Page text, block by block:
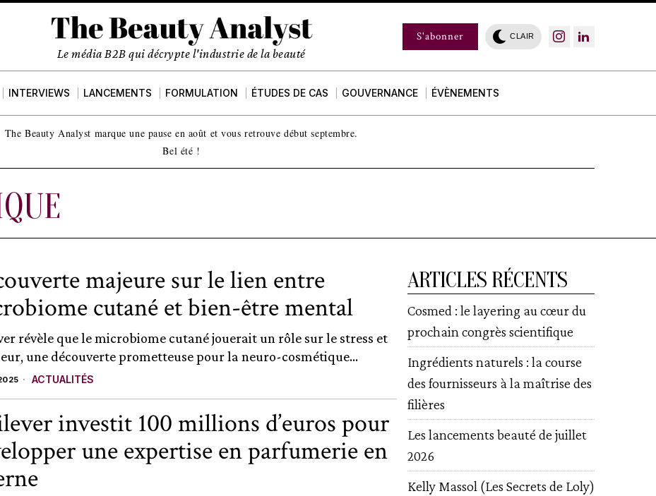
Le média B2B qui décrypte l'industrie de la beauté
S'abonner CLAIR
INTERVIEWS LANCEMENTS FORMULATION ÉTUDES DE CAS GOUVERNANCE ÉVÈNEMENTS
The Beauty Analyst marque une pause en août et vous retrouve début septembre.
Bel été !
majeure sur le lien entre
cutané et bien-être mental
révèle que le microbiome cutané jouerait un rôle sur le stress et
une découverte prometteuse pour la neuro-cosmétique...
ACTUALITÉS
investit 100 millions d’euros pour
une expertise en parfumerie en
ARTICLES RÉCENTS
Cosmed : le layering au cœur du
prochain congrès scientifique
Ingrédients naturels : la course
des fournisseurs à la maîtrise des
filières
Les lancements beauté de juillet
2026
Kelly Massol (Les Secrets de Loly)